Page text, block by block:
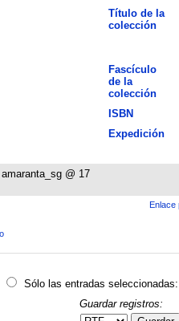
Título de la
colección
Fascículo
de la
colección
ISBN
Expedición
@ 17
Enlace
Sólo las entradas seleccionadas:
Guardar registros: